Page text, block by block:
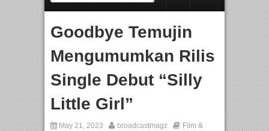
Twilite Orchestra Presents The Beatles & Queen – feat. Marcello Tahitoe dan
Goodbye Temujin
Mengumumkan Rilis
Single Debut “Silly
Little Girl”
May 21, 2023 broadcastmagz
Film &